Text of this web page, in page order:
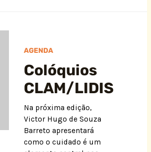
AGENDA
Colóquios
CLAM/LIDIS
Na próxima edição,
Victor Hugo de Souza
Barreto apresentará
como o cuidado é um